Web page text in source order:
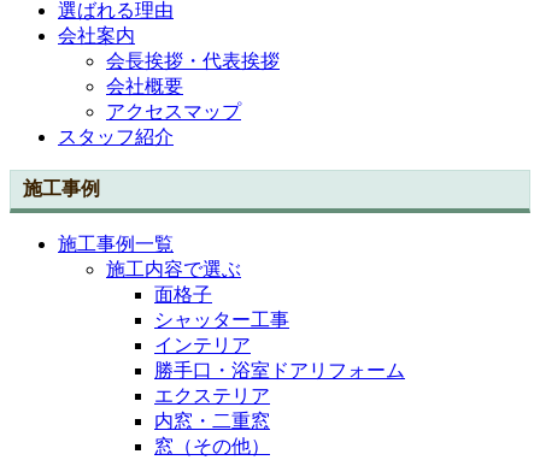
選ばれる理由
会社案内
会長挨拶・代表挨拶
会社概要
アクセスマップ
スタッフ紹介
施工事例
施工事例一覧
施工内容で選ぶ
面格子
シャッター工事
インテリア
勝手口・浴室ドアリフォーム
エクステリア
内窓・二重窓
窓（その他）